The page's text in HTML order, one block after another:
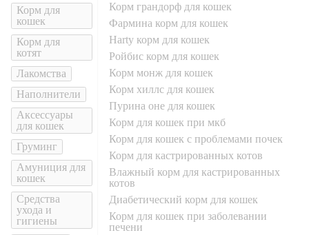
Корм для
кошек
Корм для
котят
Лакомства
Наполнители
Аксессуары
для кошек
Груминг
Амуниция для
кошек
Средства
ухода и
гигиены
корм грандорф для кошек
фармина корм для кошек
harty корм для кошек
ройбис корм для кошек
корм монж для кошек
корм хиллс для кошек
пурина оне для кошек
корм для кошек при мкб
корм для кошек с проблемами почек
Корм для кастрированных котов
влажный корм для кастрированных
котов
диабетический корм для кошек
корм для кошек при заболевании
печени